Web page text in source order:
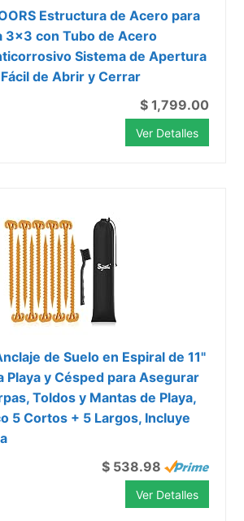
Estructura de Acero para
3x3 con Tubo de Acero
Sistema de Apertura
de Abrir y Cerrar
$ 1,799.00
Ver Detalles
de Suelo en Espiral de 11"
Playa y Césped para Asegurar
Toldos y Mantas de Playa,
5 Cortos + 5 Largos, Incluye
$ 538.98
Ver Detalles